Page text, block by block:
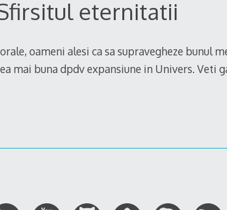
eternitatii
oameni alesi ca sa supravegheze bunul
mai buna dpdv expansiune in Univers. Veti